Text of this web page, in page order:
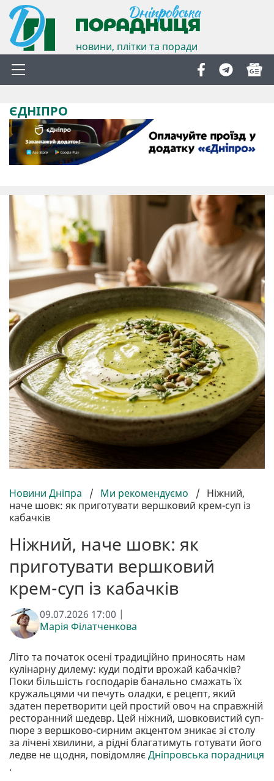
новини, плітки та поради
ЄДНІПРО
Новини Дніпра / Ми рекомендуємо / Ніжний,
наче шовк: як приготувати вершковий крем-суп із
кабачків
Ніжний, наче шовк: як
приготувати вершковий
крем-суп із кабачків
09.07.2026 17:00 |
Марія Філатченкова
Літо та початок осені традиційно приносять нам
кулінарну дилему: куди подіти врожай кабачків?
Поки більшість господарів банально смажать їх
кружальцями чи печуть оладки, є рецепт, який
здатен перетворити цей простий овоч на справжній
ресторанний шедевр. Цей ніжний, шовковистий суп-
пюре з вершково-сирним акцентом зникає зі столу
за лічені хвилини, а рідні благатимуть готувати його
ледве не щодня, повідомляєДніпровська порадниця
.